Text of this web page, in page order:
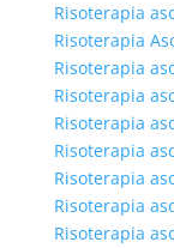
Risoterapia
Risoterapia
Risoterapia
Risoterapia
Risoterapia
Risoterapia
Risoterapia
Risoterapia
Risoterapia